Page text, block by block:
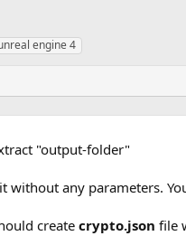
engine 4
"output-folder"
without any parameters.
create crypto.json file